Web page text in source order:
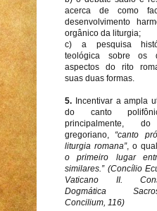
acerca de como
desenvolvimento
orgânico da liturgia;
c) a pesquisa
teológica sobre os
aspectos do rito
suas duas formas.
5. Incentivar a ampla
do canto
principalmente,
gregoriano, “canto
liturgia romana”, o qual
o primeiro lugar
similares.” (Concílio
Vaticano II.
Dogmática
Concilium, 116)